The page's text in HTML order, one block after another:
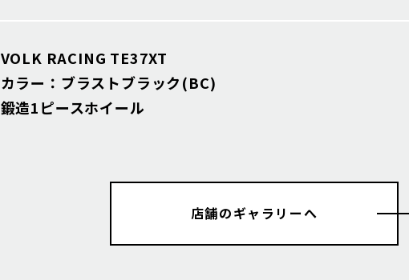
VOLK RACING TE37XT
カラー：ブラストブラック(BC)
鍛造1ピースホイール
店舗のギャラリーへ